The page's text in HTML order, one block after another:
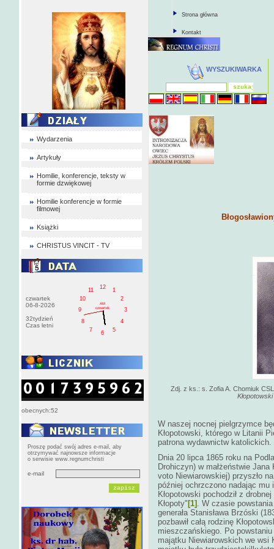
Wydarzenia
Artykuły
Homilie, konferencje, teksty w
formie dzwiękowej
Homilie konferencje w formie
filmowej
Książki
CHRISTUS VINCIT - TV
czwartek
06-8-2026
32tydzień
Czas letni
1
2
3
4
5
6
7
8
9
10
11
12
AM
czwartek
obecnych:52
Proszę podać swój adres e-mail, aby
otrzymywać najnowsze informacje
o serwisie www.regnumchristi
e-mail
Strona główna
Kontakt
WYSZUKIWARKA
Zdj. z ks.: s. Zofia A. Chomiuk
W naszej nocnej pielgrzymce
Kłopotowski, którego w Litanii
patrona wydawnictw katolickich.
Dnia 20 lipca 1865 roku na
Drohiczyn) w małżeństwie
voto Niewiarowskiej) przyszło
później ochrzczono nadając
Kłopotowski pochodził z
Kłopoty" [1] . W czasie
generała Stanisława Brzóski
pozbawił całą rodzinę
mieszczańskiego. Po
majątku Niewiarowskich we wsi